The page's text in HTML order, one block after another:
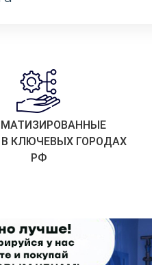
КЛЮЧЕВЫХ ГОРОДАХ
РФ